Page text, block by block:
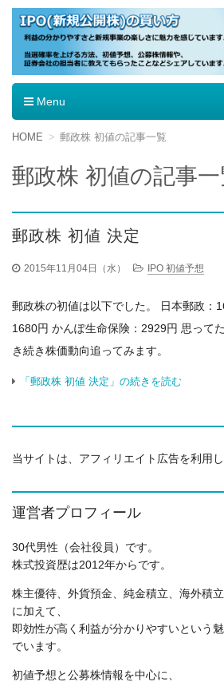
IPO（新規公開株
Menu
コ
テ
ン
へ
移
動
HOME 郵政株 初値の記事一覧
郵政株 初値の記事一
郵政株 初値 決定
2015年11月04日（水） IPO 初値予想
郵政株の初値は以下でした。 日本郵政：
1680円 かんぽ生命保険：2929円 思って
き続き株価動向追ってみます。
「郵政株 初値 決定」の続きを読む
当サイトは、アフィリエイト広告を利用し
運営者プロフィール
30代男性（会社役員）です。
株式投資歴は2012年からです。
株主優待、外貨預金、純金積立、海外積
に加えて、
即効性が高く利益が分かりやすいという
でいます。
初値予想と公募株情報を中心に、